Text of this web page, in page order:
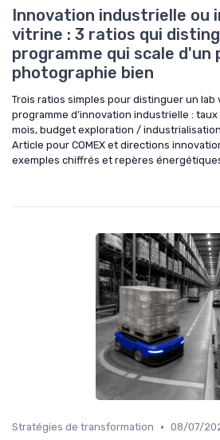
Innovation industrielle ou
vitrine : 3 ratios qui
programme qui scale d'un
photographie bien
Trois ratios simples pour distinguer un lab
programme d’innovation industrielle : taux
mois, budget exploration /
Article pour COMEX et directions
exemples chiffrés et repères
Stratégies de transformation • 08/07/